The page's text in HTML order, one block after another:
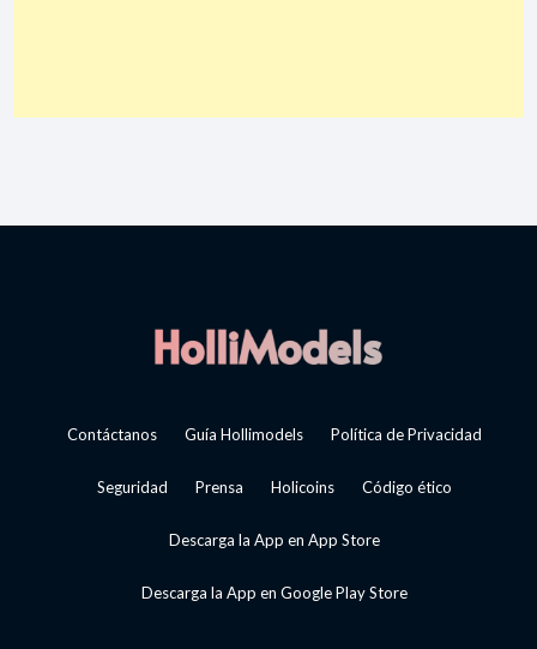
Contáctanos Guía Hollimodels Política de Privacidad
Seguridad Prensa Holicoins Código ético
Descarga la App en App Store
Descarga la App en Google Play Store